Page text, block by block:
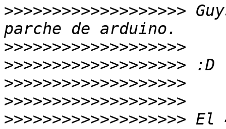
>>>>>>>>>>>>>>>>>>>
>>>>>>>>>>>>>>>>>>>
>>>>>>>>>>>>>>>>>>>
>>>>>>>>>>>>>>>>>>>
>>>>>>>>>>>>>>>>>>>
>>>>>>>>>>>>>>>>>>> El